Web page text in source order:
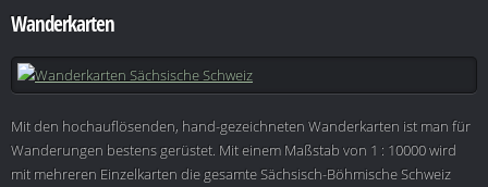
Wanderkarten
Mit den hochauflösenden, hand-gezeichneten Wanderkarten ist man für
Wanderungen bestens gerüstet. Mit einem Maßstab von 1 : 10000 wird
mit mehreren Einzelkarten die gesamte Sächsisch-Böhmische Schweiz